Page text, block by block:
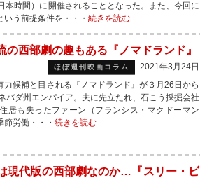
本時間）に開催されることとなった。また、今回に
う前提条件を・・・ 続きを読む
の西部劇の趣もある『ノマドランド』
ほぼ週刊映画コラム
2021年3月24日
候補と目される『ノマドランド』が３月26日から
ダ州エンパイア。夫に先立たれ、石こう採掘会社
居も失ったファーン（フランシス・マクドーマン
節労働・・・ 続きを読む
現代版の西部劇なのか…『スリー・ビ